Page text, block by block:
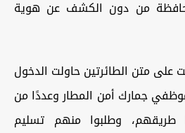
من دون الكشف عن هوية
على متن الطائرتين حاولت الدخول
جمارك أمن المطار وعددًا من
طريقهم، وطلبوا منهم تسليم